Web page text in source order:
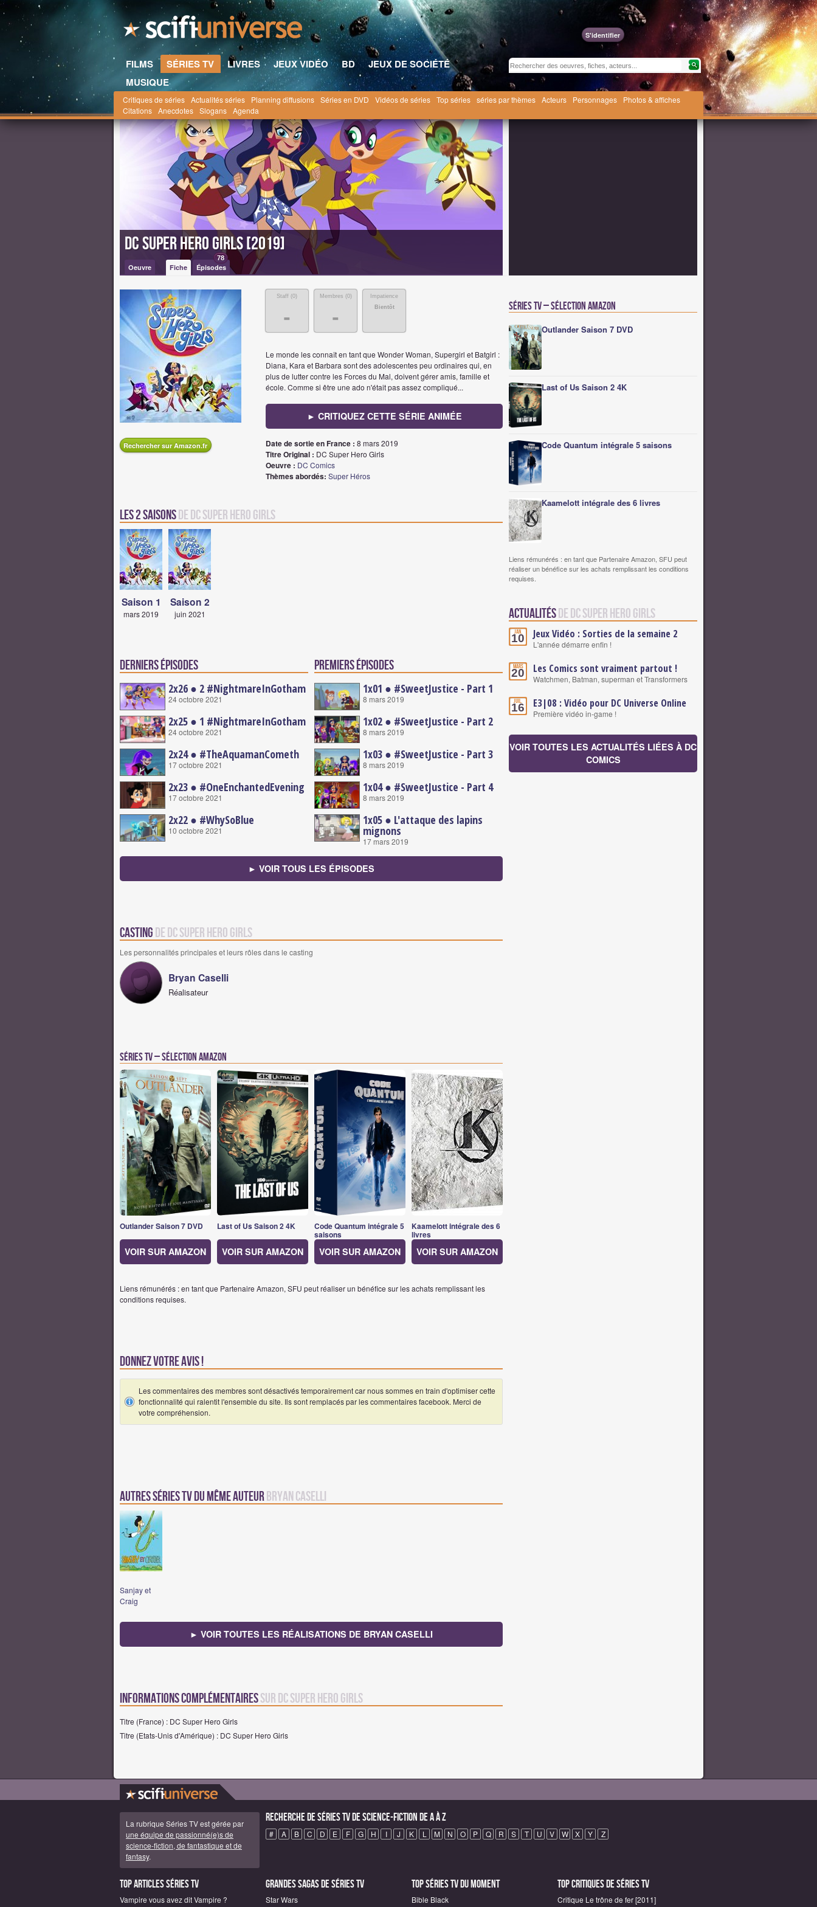
S'identifier
FILMS SÉRIES TV LIVRES JEUX VIDÉO BD
JEUX DE SOCIÉTÉ
MUSIQUE
Critiques de séries Actualités séries Planning diffusions Séries en DVD Vidéos de séries Top séries séries par thèmes Acteurs Personnages
Photos & affiches
Citations Anecdotes Slogans Agenda
Scifi-Universe.com la saga DC Comics DC Super Hero Girls [2019]
DC Super Hero Girls [2019]
Oeuvre Fiche Épisodes
78
Staff (0)
-
Membres (0)
-
Impatience
Bientôt
Le monde les connaît en tant que Wonder Woman, Supergirl et Batgirl :
Diana, Kara et Barbara sont des adolescentes peu ordinaires qui, en
plus de lutter contre les Forces du Mal, doivent gérer amis, famille et
école. Comme si être une ado n'était pas assez compliqué...
► CRITIQUEZ CETTE SÉRIE ANIMÉE
Rechercher sur Amazon.fr Date de sortie en France : 8 mars 2019
Titre Original : DC Super Hero Girls
Oeuvre : DC Comics
Thèmes abordés: Super Héros
Les 2 saisonsde DC Super Hero Girls
Saison 1
mars 2019
Saison 2
juin 2021
Derniers épisodes
2x26 ● 2 #NightmareInGotham
24 octobre 2021
2x25 ● 1 #NightmareInGotham
24 octobre 2021
2x24 ● #TheAquamanCometh
17 octobre 2021
2x23 ● #OneEnchantedEvening
17 octobre 2021
2x22 ● #WhySoBlue
10 octobre 2021
Premiers épisodes
1x01 ● #SweetJustice - Part 1
8 mars 2019
1x02 ● #SweetJustice - Part 2
8 mars 2019
1x03 ● #SweetJustice - Part 3
8 mars 2019
1x04 ● #SweetJustice - Part 4
8 mars 2019
1x05 ● L'attaque des lapins
mignons
17 mars 2019
► VOIR TOUS LES ÉPISODES
Casting de DC Super Hero Girls
Les personnalités principales et leurs rôles dans le casting
Bryan Caselli
Réalisateur
Séries TV – Sélection Amazon
Outlander Saison 7 DVD
VOIR SUR AMAZON
Last of Us Saison 2 4K
VOIR SUR AMAZON
Code Quantum intégrale 5
saisons
VOIR SUR AMAZON
Kaamelott intégrale des 6
livres
VOIR SUR AMAZON
Liens rémunérés : en tant que Partenaire Amazon, SFU peut réaliser un bénéfice sur les achats remplissant les
conditions requises.
Donnez votre avis !
Les commentaires des membres sont désactivés temporairement car nous sommes en train d'optimiser cette
fonctionnalité qui ralentit l'ensemble du site. Ils sont remplacés par les commentaires facebook. Merci de
votre compréhension.
Autres Séries TV du même auteur Bryan Caselli
Sanjay et
Craig
► VOIR TOUTES LES RÉALISATIONS DE BRYAN CASELLI
Informations complémentairessur DC Super Hero Girls
Titre (France) : DC Super Hero Girls
Titre (Etats-Unis d'Amérique) : DC Super Hero Girls
Séries TV – Sélection Amazon
Outlander Saison 7 DVD
Last of Us Saison 2 4K
Code Quantum intégrale 5 saisons
Kaamelott intégrale des 6 livres
Liens rémunérés : en tant que Partenaire Amazon, SFU peut
réaliser un bénéfice sur les achats remplissant les conditions
requises.
Actualitésde DC Super Hero Girls
Jan.
10 Jeux Vidéo : Sorties de la semaine 2
L'année démarre enfin !
Mars
20 Les Comics sont vraiment partout !
Watchmen, Batman, superman et Transformers
Juil.
16 E3|08 : Vidéo pour DC Universe Online
Première vidéo in-game !
VOIR TOUTES LES ACTUALITÉS LIÉES À DC
COMICS
La rubrique Séries TV est gérée par
une équipe de passionné(e)s de
science-fiction, de fantastique et de
fantasy.
Recherche de Séries TV de science-fiction de A à Z
# A B C D E F G H I J K L M N O P Q R S T U V W X Y Z
Top articles Séries TV
Vampire vous avez dit Vampire ?
Grandes sagas de Séries TV
Star Wars
Top Séries TV du moment
Bible Black
Top critiques de Séries TV
Critique Le trône de fer [2011]